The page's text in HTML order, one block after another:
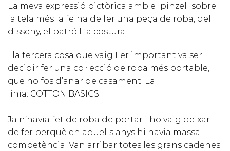
La meva expressió pictòrica amb el pinzell sobre
la tela més la feina de fer una peça de roba, del
disseny, el patró I la costura.
I la tercera cosa que vaig Fer important va ser
decidir fer una col·lecció de roba més portable,
que no fos d’anar de casament. La
línia: COTTON BASICS .
Ja n’havia fet de roba de portar i ho vaig deixar
de fer perquè en aquells anys hi havia massa
competència. Van arribar totes les grans cadenes